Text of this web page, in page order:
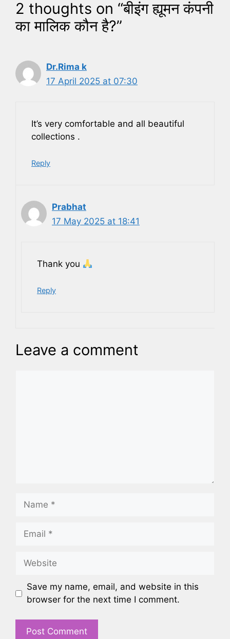
2 thoughts on “बीइंग ह्यूमन कंपनी
का मालिक कौन है?”
Dr.Rima k
17 April 2025 at 07:30
It’s very comfortable and all beautiful
collections .
Reply
Prabhat
17 May 2025 at 18:41
Thank you
Reply
Leave a comment
Name
Email
Website
Save my name, email, and website in this
browser for the next time I comment.